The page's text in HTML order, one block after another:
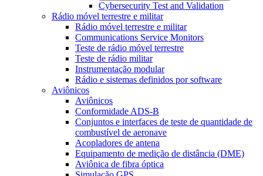
Cybersecurity Test and Validation
Rádio móvel terrestre e militar
Rádio móvel terrestre e militar
Communications Service Monitors
Teste de rádio móvel terrestre
Teste de rádio militar
Instrumentação modular
Rádio e sistemas definidos por software
Aviônicos
Aviônicos
Conformidade ADS-B
Conjuntos e interfaces de teste de quantidade de
combustível de aeronave
Acopladores de antena
Equipamento de medição de distância (DME)
Aviônica de fibra óptica